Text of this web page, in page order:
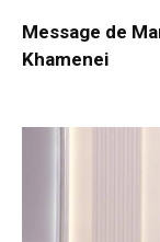
Message de
Khamenei